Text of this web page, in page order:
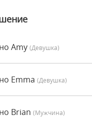
Amy (девушка)
Emma (девушка)
Brian (мужчина)